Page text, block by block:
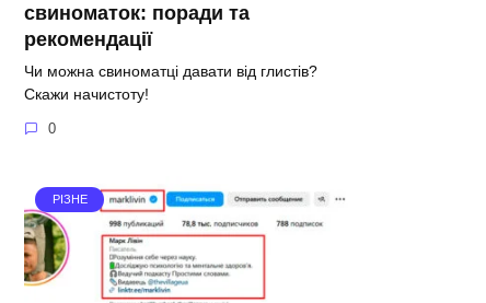
свиноматок: поради та
рекомендації
Чи можна свиноматці давати від глистів?
Скажи начистоту!
0
РІЗНЕ